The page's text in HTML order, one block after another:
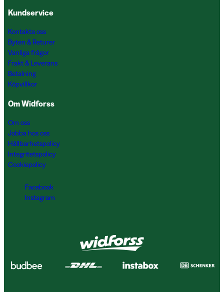
Kundservice
Kontakta oss
Byten & Returer
Vanliga frågor
Frakt & Leverans
Betalning
Köpvillkor
Om Widforss
Om oss
Jobba hos oss
Hållbarhetspolicy
Integritetspolicy
Cookiepolicy
Facebook
Instagram